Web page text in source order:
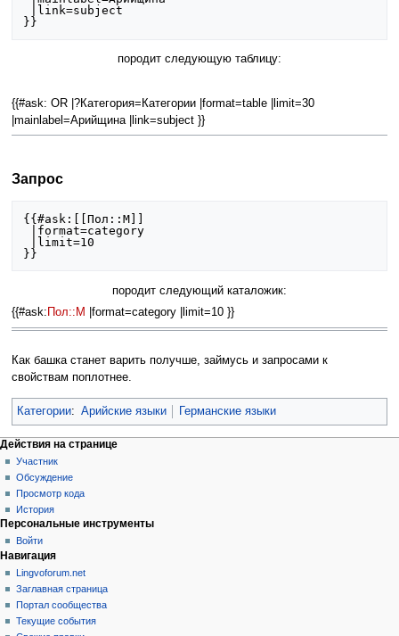
}}
породит следующую таблицу:
{{#ask: OR |?Категория=Категории |format=table |limit=30
|mainlabel=Арийщина |link=subject }}
Запрос
{{#ask:[[Пол::М]]
}}
породит следующий каталожик:
{{#ask: Пол::М |format=category |limit=10 }}
Как башка станет варить получше, займусь и запросами к
свойствам поплотнее.
Категории: Арийские языки Германские языки
Действия на странице
Участник
Обсуждение
Просмотр кода
История
Персональные инструменты
Войти
Навигация
Lingvoforum.net
Заглавная страница
Портал сообщества
Текущие события